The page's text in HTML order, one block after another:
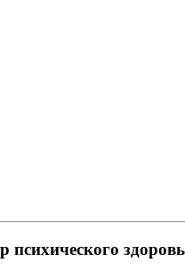
психического